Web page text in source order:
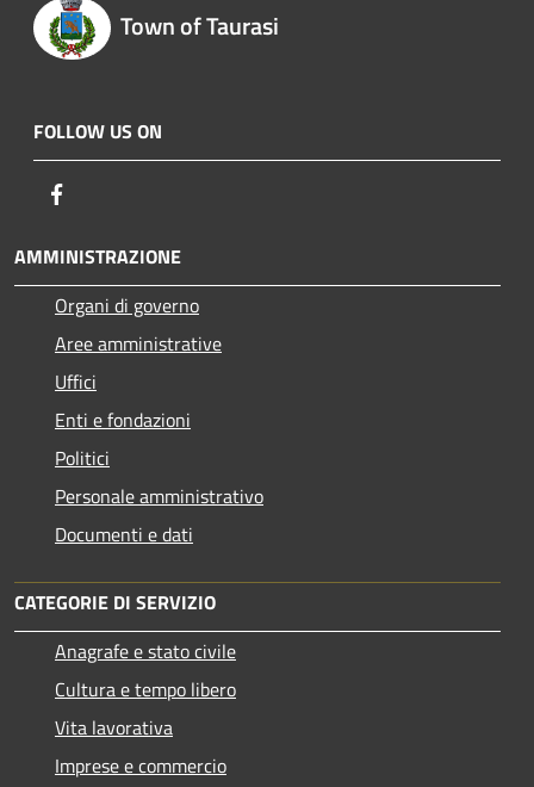
Town of Taurasi
FOLLOW US ON
AMMINISTRAZIONE
Organi di governo
Aree amministrative
Uffici
Enti e fondazioni
Politici
Personale amministrativo
Documenti e dati
CATEGORIE DI SERVIZIO
Anagrafe e stato civile
Cultura e tempo libero
Vita lavorativa
Imprese e commercio